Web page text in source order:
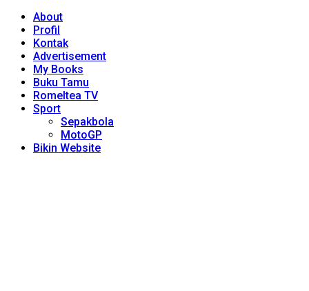
About
Profil
Kontak
Advertisement
My Books
Buku Tamu
Romeltea TV
Sport
Sepakbola
MotoGP
Bikin Website